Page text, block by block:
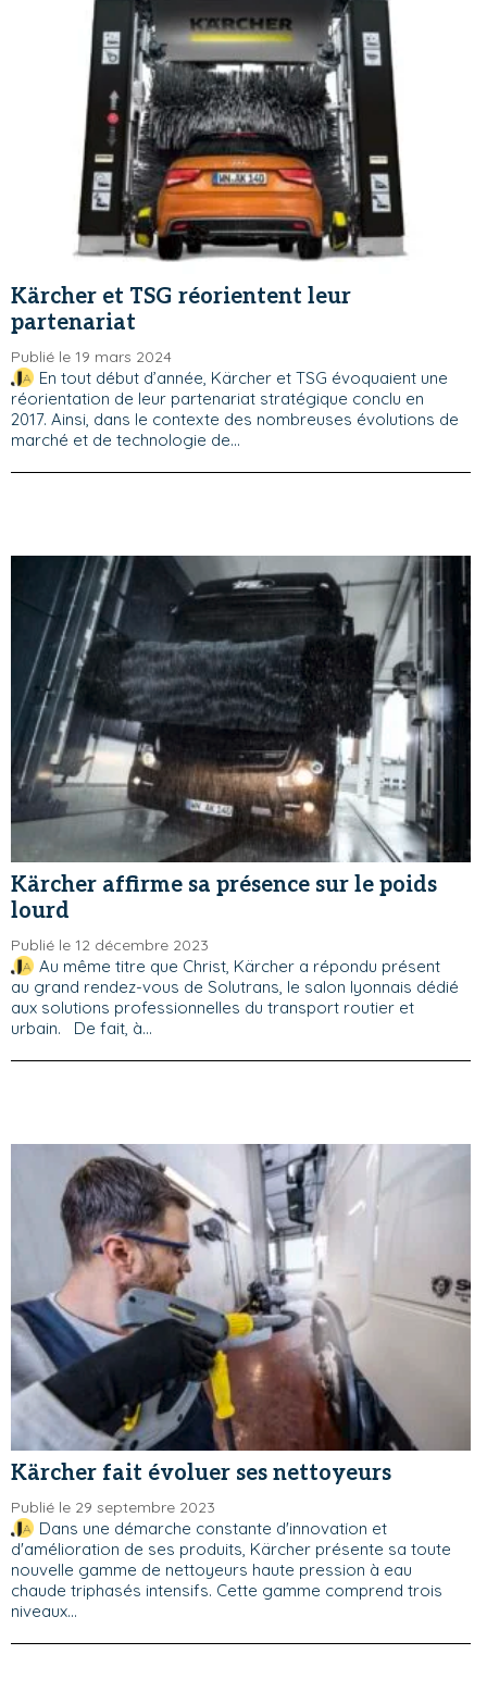
Kärcher et TSG réorientent leur
partenariat
Publié le 19 mars 2024
En tout début d’année, Kärcher et TSG évoquaient une
réorientation de leur partenariat stratégique conclu en
2017. Ainsi, dans le contexte des nombreuses évolutions de
marché et de technologie de...
Kärcher affirme sa présence sur le poids
lourd
Publié le 12 décembre 2023
Au même titre que Christ, Kärcher a répondu présent
au grand rendez-vous de Solutrans, le salon lyonnais dédié
aux solutions professionnelles du transport routier et
urbain. De fait, à...
Kärcher fait évoluer ses nettoyeurs
Publié le 29 septembre 2023
Dans une démarche constante d'innovation et
d'amélioration de ses produits, Kärcher présente sa toute
nouvelle gamme de nettoyeurs haute pression à eau
chaude triphasés intensifs. Cette gamme comprend trois
niveaux...